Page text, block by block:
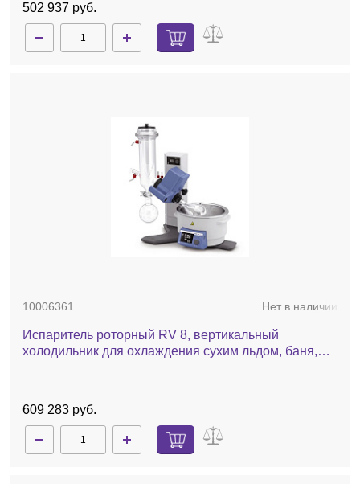
502 937 руб.
10006361 Нет в наличии
Испаритель роторный RV 8, вертикальный
холодильник для охлаждения сухим льдом, баня,
609 283 руб.